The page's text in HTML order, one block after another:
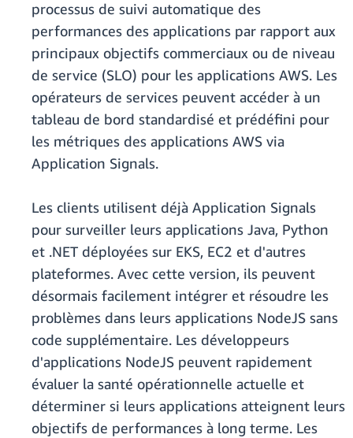
processus de suivi automatique des
performances des applications par rapport aux
principaux objectifs commerciaux ou de niveau
de service (SLO) pour les applications AWS. Les
opérateurs de services peuvent accéder à un
tableau de bord standardisé et prédéfini pour
les métriques des applications AWS via
Application Signals.
Les clients utilisent déjà Application Signals
pour surveiller leurs applications Java, Python
et .NET déployées sur EKS, EC2 et d'autres
plateformes. Avec cette version, ils peuvent
désormais facilement intégrer et résoudre les
problèmes dans leurs applications NodeJS sans
code supplémentaire. Les développeurs
d'applications NodeJS peuvent rapidement
évaluer la santé opérationnelle actuelle et
déterminer si leurs applications atteignent leurs
objectifs de performances à long terme. Les